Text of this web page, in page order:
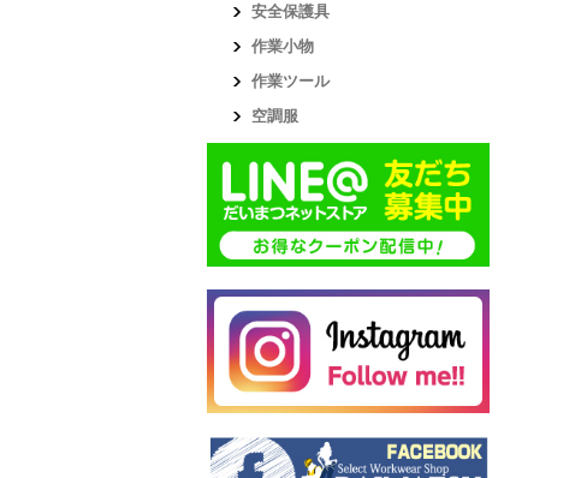
安全保護具
作業小物
作業ツール
空調服